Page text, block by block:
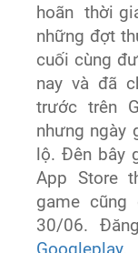
hoãn thời
những đợt
cuối cùng
nay và đã
trước trên
nhưng ngày
lộ. Đên bây
App Store
game
30/06.